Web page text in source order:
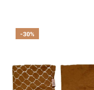
-30%